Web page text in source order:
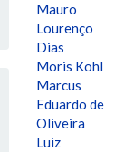
Mauro
Lourenço
Dias
Moris Kohl
Marcus
Eduardo de
Oliveira
Luiz